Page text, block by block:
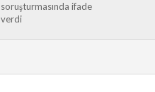
soruşturmasında ifade
verdi